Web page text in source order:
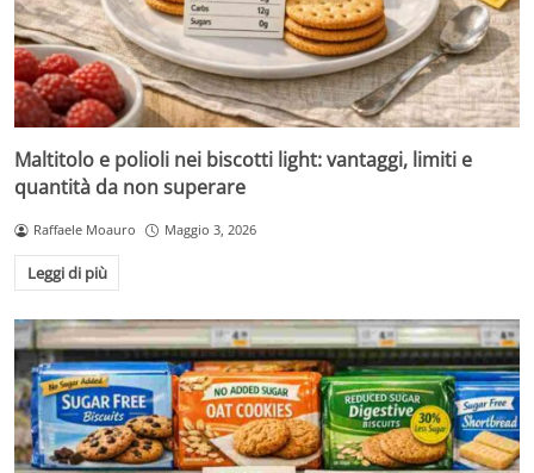
Maltitolo e polioli nei biscotti light: vantaggi, limiti e
quantità da non superare
Raffaele Moauro Maggio 3, 2026
Leggi di più